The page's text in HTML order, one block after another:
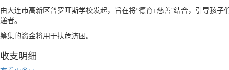
由大连市高新区普罗旺斯学校发起，旨在将“德育+慈善”结合，引导孩
递者。
筹集的资金将用于扶危济困。
收支明细